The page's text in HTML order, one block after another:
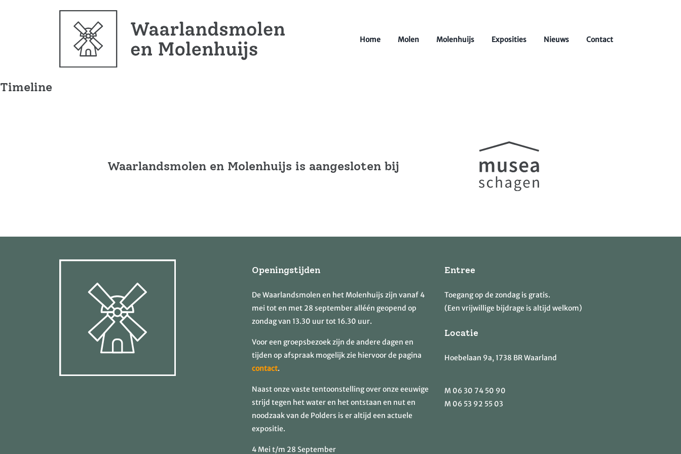
Home Molen Molenhuijs Exposities Nieuws Contact
Timeline
Waarlandsmolen en Molenhuijs is aangesloten bij
Openingstijden
De Waarlandsmolen en het Molenhuijs zijn vanaf 4
mei tot en met 28 september alléén geopend op
zondag van 13.30 uur tot 16.30 uur.
Voor een groepsbezoek zijn de andere dagen en
tijden op afspraak mogelijk zie hiervoor de pagina
contact.
Naast onze vaste tentoonstelling over onze eeuwige
strijd tegen het water en het ontstaan en nut en
noodzaak van de Polders is er altijd een actuele
expositie.
4 Mei t/m 28 September
Entree
Toegang op de zondag is gratis.
(Een vrijwillige bijdrage is altijd welkom)
Locatie
Hoebelaan 9a, 1738 BR Waarland
M 06 30 74 50 90
M 06 53 92 55 03